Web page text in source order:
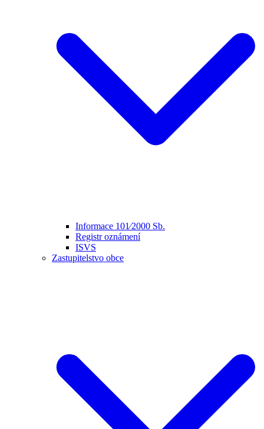
Informace 101⁄2000 Sb.
Registr oznámení
ISVS
Zastupitelstvo obce